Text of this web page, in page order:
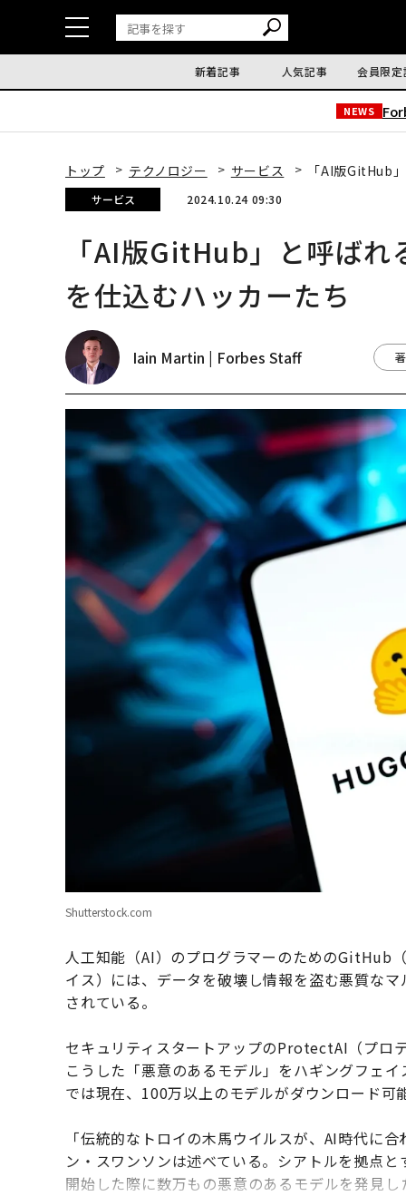
新着記事 人気記事 会員限定
NEWS
トップ テクノロジー サービス 「AI版GitHub
サービス 2024.10.24 09:30
「AI版GitHub」と呼ば
を仕込むハッカーたち
Iain Martin | Forbes Staff
Shutterstock.com
人工知能（AI）のプログラマーのためのGitHub
イス）には、データを破壊し情報を盗む悪質な
されている。
セキュリティスタートアップのProtectAI（プロ
こうした「悪意のあるモデル」をハギングフェ
では現在、100万以上のモデルがダウンロード可
「伝統的なトロイの木馬ウイルスが、AI時代に
ン・スワンソンは述べている。シアトルを拠点
開始した際に数万もの悪意のあるモデルを発見し